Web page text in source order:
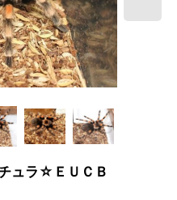
ュラ☆ＥＵＣＢ